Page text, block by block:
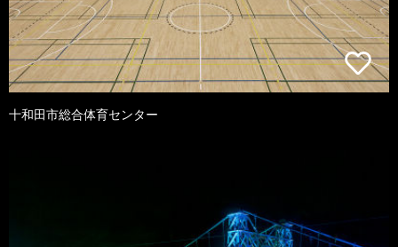
十和田市総合体育センター